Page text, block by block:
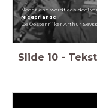
Nederland wordt een deel
Niederlande
De Oostenrijker Arthur
Slide 10 -